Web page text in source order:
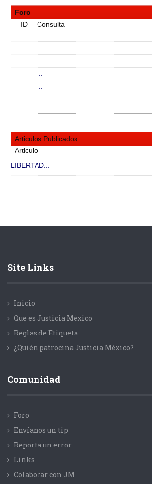
Foro
ID
Consulta
Articulos Publicados
Articulo
LIBERTAD...
Site Links
Inicio
Que es Justicia México
Reglas de Etiqueta
¿Quién patrocina Justicia México?
Comunidad
Foro
Envíanos un tip
Reporta un error
Links
Colaborar con JM